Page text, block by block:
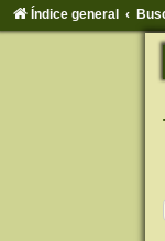
Índice general